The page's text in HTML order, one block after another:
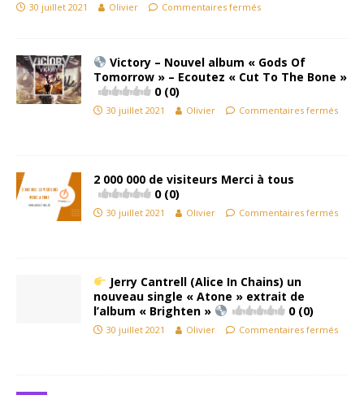
30 juillet 2021 Olivier Commentaires fermés
Victory – Nouvel album « Gods Of
Tomorrow » – Ecoutez « Cut To The Bone »
0 (0)
30 juillet 2021 Olivier Commentaires fermés
2 000 000 de visiteurs Merci à tous
0 (0)
30 juillet 2021 Olivier Commentaires fermés
Jerry Cantrell (Alice In Chains) un
nouveau single « Atone » extrait de
l’album « Brighten »
0 (0)
30 juillet 2021 Olivier Commentaires fermés